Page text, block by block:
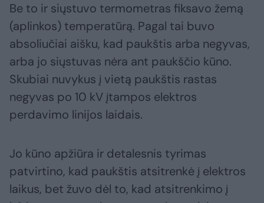
Be to ir siųstuvo termometras fiksavo žemą
(aplinkos) temperatūrą. Pagal tai buvo
absoliučiai aišku, kad paukštis arba negyvas,
arba jo siųstuvas nėra ant paukščio kūno.
Skubiai nuvykus į vietą paukštis rastas
negyvas po 10 kV įtampos elektros
perdavimo linijos laidais.
Jo kūno apžiūra ir detalesnis tyrimas
patvirtino, kad paukštis atsitrenkė į elektros
laikus, bet žuvo dėl to, kad atsitrenkimo į